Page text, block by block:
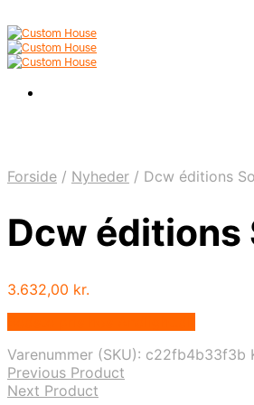
Forside / Nyheder / Dcw éditions
Dcw éditions
3.632,00 kr.
Varenummer (SKU): c22fb4b33f3b
Previous Product
Next Product